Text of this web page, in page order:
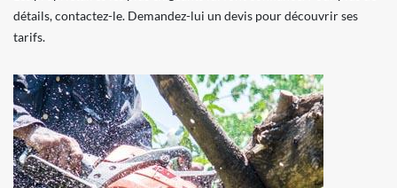
détails, contactez-le. Demandez-lui un devis pour découvrir ses
tarifs.